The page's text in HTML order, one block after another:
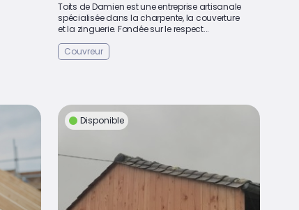
Toits de Damien est une entreprise artisanale
spécialisée dans la charpente, la couverture
et la zinguerie. Fondée sur le respect...
Couvreur
Disponible